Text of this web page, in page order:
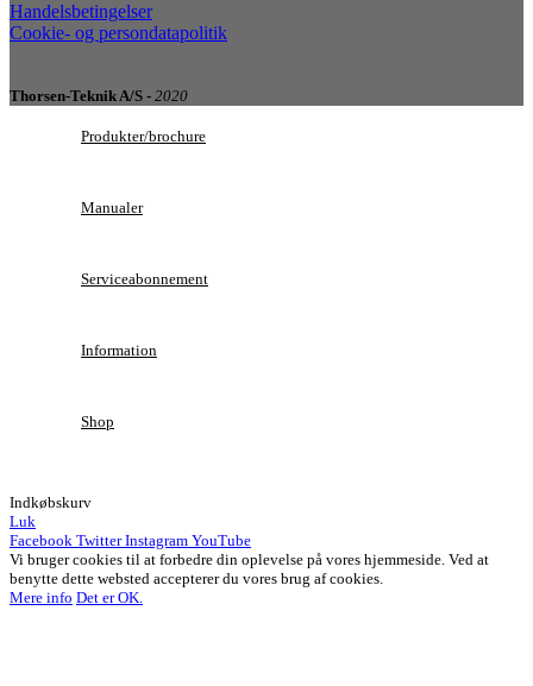
Handelsbetingelser
Cookie- og persondatapolitik
Thorsen-Teknik A/S - 2020
Produkter/brochure
Manualer
Serviceabonnement
Information
Shop
Indkøbskurv
Luk
Facebook Twitter Instagram YouTube
Vi bruger cookies til at forbedre din oplevelse på vores hjemmeside. Ved at
benytte dette websted accepterer du vores brug af cookies.
Mere info Det er OK.